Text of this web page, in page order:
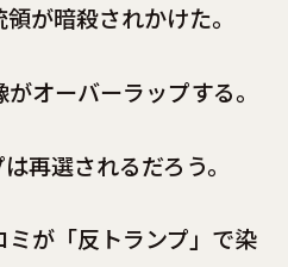
が暗殺されかけた。
オーバーラップする。
再選されるだろう。
ミが「反トランプ」で染